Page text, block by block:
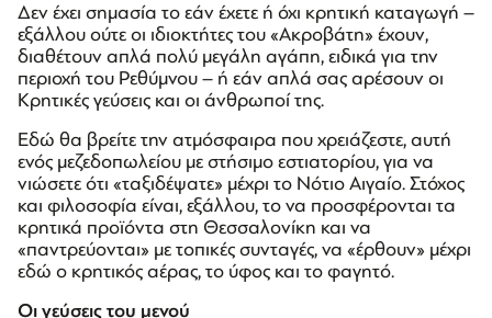
Δεν έχει σημασία το εάν έχετε ή όχι κρητική καταγωγή –
εξάλλου ούτε οι ιδιοκτήτες του «Ακροβάτη» έχουν,
διαθέτουν απλά πολύ μεγάλη αγάπη, ειδικά για την
περιοχή του Ρεθύμνου – ή εάν απλά σας αρέσουν οι
Κρητικές γεύσεις και οι άνθρωποί της.
Εδώ θα βρείτε την ατμόσφαιρα που χρειάζεστε, αυτή
ενός μεζεδοπωλείου με στήσιμο εστιατορίου, για να
νιώσετε ότι «ταξιδέψατε» μέχρι το Νότιο Αιγαίο. Στόχος
και φιλοσοφία είναι, εξάλλου, το να προσφέρονται τα
κρητικά προϊόντα στη Θεσσαλονίκη και να
«παντρεύονται» με τοπικές συνταγές, να «έρθουν» μέχρι
εδώ ο κρητικός αέρας, το ύφος και το φαγητό.
Οι γεύσεις του μενού